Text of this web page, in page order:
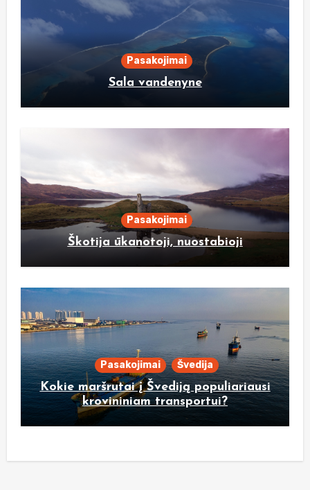
Pasakojimai
Sala vandenyne
Pasakojimai
Škotija ūkanotoji, nuostabioji
Pasakojimai Švedija
Kokie maršrutai į Švediją populiariausi
krovininiam transportui?